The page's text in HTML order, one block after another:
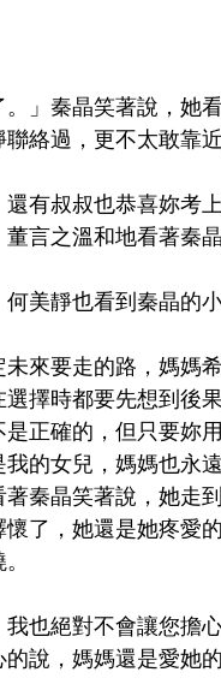
」秦晶笑著說，她
絡過，更不太敢靠近
有叔叔也恭喜妳考
言之溫和地看著秦晶
美靜也看到秦晶的小
來要走的路，媽媽
擇時都要先想到後
正確的，但只要妳
的女兒，媽媽也永
秦晶笑著說，她走
了，她還是她疼愛
也絕對不會讓您擔
說，媽媽還是愛她